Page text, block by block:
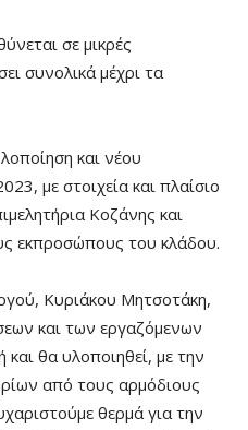
σε μικρές
συνολικά μέχρι τα
και νέου
με στοιχεία και πλαίσιο
Κοζάνης και
εκπροσώπους του κλάδου.
Κυριάκου Μητσοτάκη,
και των εργαζόμενων
και θα υλοποιηθεί, με την
από τους αρμόδιους
θερμά για την